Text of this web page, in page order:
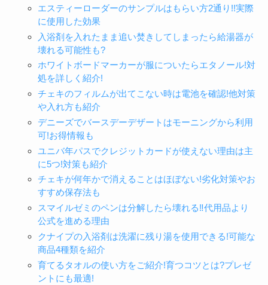
エスティーローダーのサンプルはもらい方2通り!!実際
に使用した効果
入浴剤を入れたまま追い焚きしてしまったら給湯器が
壊れる可能性も?
ホワイトボードマーカーが服についたらエタノール!対
処を詳しく紹介!
チェキのフィルムが出てこない時は電池を確認!他対策
や入れ方も紹介
デニーズでバースデーデザートはモーニングから利用
可!お得情報も
ユニバ年パスでクレジットカードが使えない理由は主
に5つ!対策も紹介
チェキが何年かで消えることはほぼない!劣化対策やお
すすめ保存法も
スマイルゼミのペンは分解したら壊れる‼代用品より
公式を進める理由
クナイプの入浴剤は洗濯に残り湯を使用できる!可能な
商品4種類を紹介
育てるタオルの使い方をご紹介!育つコツとは?プレゼ
ントにも最適!